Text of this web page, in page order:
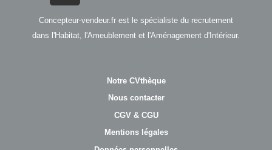
Concepteur-vendeur.fr est le spécialiste du recrutement
dans l'Habitat, l'Ameublement et l'Aménagement d'Intérieur.
Notre CVthèque
Nous contacter
CGV & CGU
Mentions légales